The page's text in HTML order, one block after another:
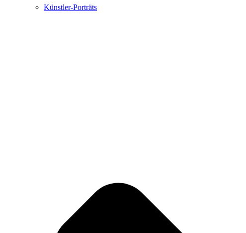
Künstler-Porträts